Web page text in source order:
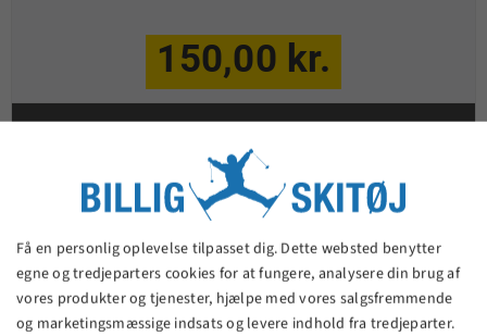
150,00 kr.
Få en personlig oplevelse tilpasset dig. Dette websted benytter
egne og tredjeparters cookies for at fungere, analysere din brug af
vores produkter og tjenester, hjælpe med vores salgsfremmende
og marketingsmæssige indsats og levere indhold fra tredjeparter.